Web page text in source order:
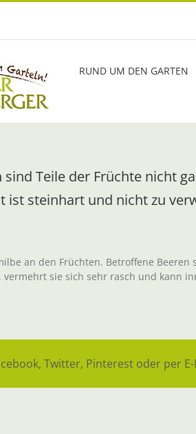
RUND UM DEN GARTEN
Teile der Früchte nicht
ist steinhart und nicht zu
an den Früchten. Betroffene
sie sich sehr rasch und kann
Twitter, Pinterest oder per